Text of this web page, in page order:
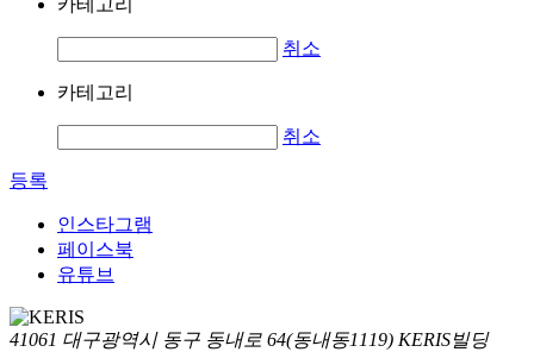
카테고리
취소
카테고리
취소
등록
인스타그램
페이스북
유튜브
41061 대구광역시 동구 동내로 64(동내동1119) KERIS빌딩